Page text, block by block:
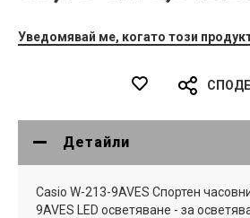
Уведомявай ме, когато този
Детайли
Casio W-213-9AVES Спортен
9AVES LED осветяване - за